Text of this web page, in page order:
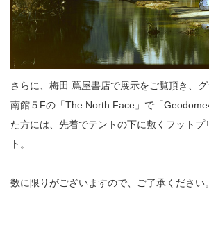
さらに、梅田 蔦屋書店で展示をご覧頂き、
南館５Fの「The North Face」で「
た方には、先着でテントの下に敷くフットプ
ト。
数に限りがございますので、ご了承ください。